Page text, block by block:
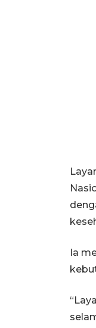
Ia